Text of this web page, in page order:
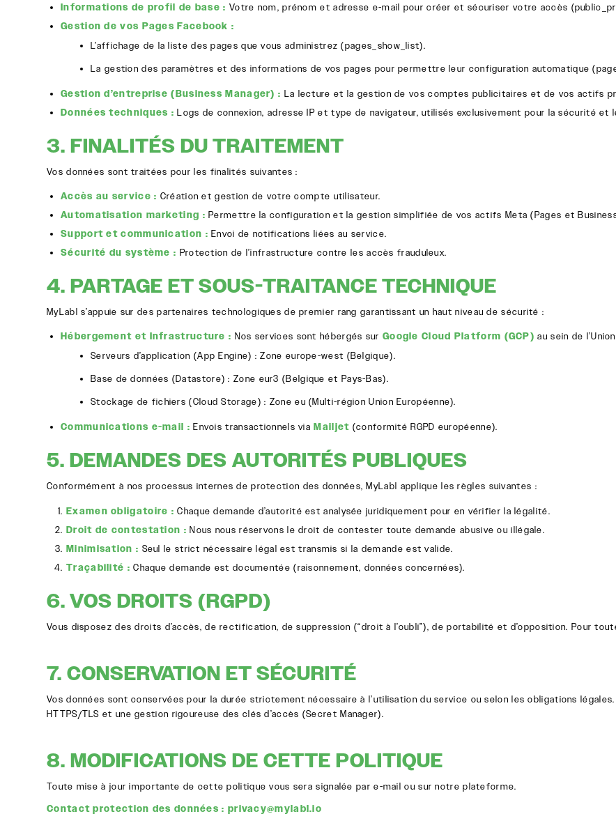
Informations de profil de base : Votre nom, prénom et adresse e-mail pour créer et sécuriser votre accès (
Gestion de vos Pages Facebook :
L’affichage de la liste des pages que vous administrez (pages_show_list).
La gestion des paramètres et des informations de vos pages pour permettre leur configuration automatique (
Gestion d’entreprise (Business Manager) : La lecture et la gestion de vos comptes publicitaires et de vos actifs
Données techniques : Logs de connexion, adresse IP et type de navigateur, utilisés exclusivement pour la sécurité et
3. FINALITÉS DU TRAITEMENT
Vos données sont traitées pour les finalités suivantes :
Accès au service : Création et gestion de votre compte utilisateur.
Automatisation marketing : Permettre la configuration et la gestion simplifiée de vos actifs Meta (Pages et
Support et communication : Envoi de notifications liées au service.
Sécurité du système : Protection de l’infrastructure contre les accès frauduleux.
4. PARTAGE ET SOUS-TRAITANCE TECHNIQUE
MyLabl s’appuie sur des partenaires technologiques de premier rang garantissant un haut niveau de sécurité :
Hébergement et Infrastructure : Nos services sont hébergés sur Google Cloud Platform (GCP) au sein de
Serveurs d’application (App Engine) : Zone europe-west (Belgique).
Base de données (Datastore) : Zone eur3 (Belgique et Pays-Bas).
Stockage de fichiers (Cloud Storage) : Zoneeu (Multi-région Union Européenne).
Communications e-mail : Envois transactionnels via Mailjet (conformité RGPD européenne).
5. DEMANDES DES AUTORITÉS PUBLIQUES
Conformément à nos processus internes de protection des données, MyLabl applique les règles suivantes :
Examen obligatoire : Chaque demande d’autorité est analysée juridiquement pour en vérifier la légalité.
Droit de contestation : Nous nous réservons le droit de contester toute demande abusive ou illégale.
Minimisation : Seul le strict nécessaire légal est transmis si la demande est valide.
Traçabilité : Chaque demande est documentée (raisonnement, données concernées).
6. VOS DROITS (RGPD)
Vous disposez des droits d’accès, de rectification, de suppression (“droit à l’oubli”), de portabilité et d’opposition. Pour
7. CONSERVATION ET SÉCURITÉ
Vos données sont conservées pour la durée strictement nécessaire à l’utilisation du service ou selon les obligations
HTTPS/TLS et une gestion rigoureuse des clés d’accès (Secret Manager).
8. MODIFICATIONS DE CETTE POLITIQUE
Toute mise à jour importante de cette politique vous sera signalée par e-mail ou sur notre plateforme.
Contact protection des données : privacy@mylabl.io